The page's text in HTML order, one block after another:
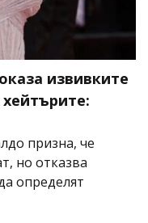
извивките
призна, че
но отказва
определят